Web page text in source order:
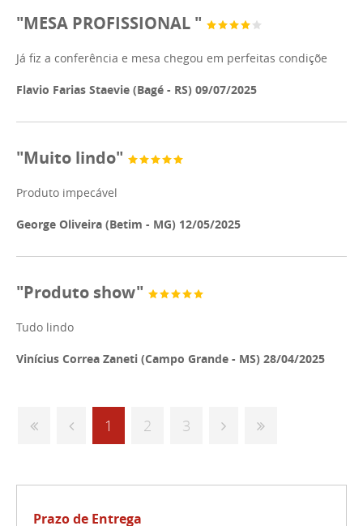
"MESA PROFISSIONAL "
Já fiz a conferência e mesa chegou em perfeitas condiçõe
Flavio Farias Staevie (Bagé - RS) 09/07/2025
"Muito lindo"
Produto impecável
George Oliveira (Betim - MG) 12/05/2025
"Produto show"
Tudo lindo
Vinícius Correa Zaneti (Campo Grande - MS) 28/04/2025
1 2 3
Prazo de Entrega